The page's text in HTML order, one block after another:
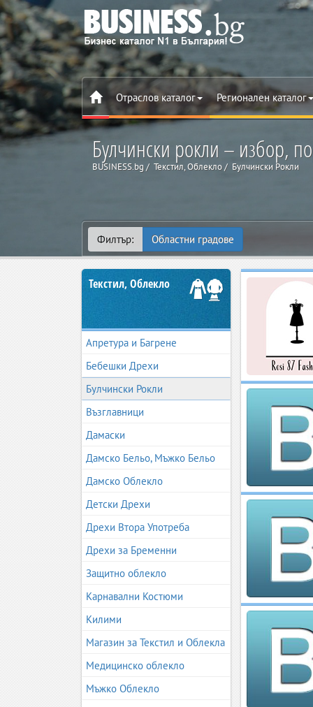
Отраслов каталог Регионален каталог
Булчински рокли – избор,
BUSINESS.bg Текстил, Облекло Булчински Рокли
Филтър: Областни градове
Текстил, Облекло
Апретура и Багрене
Бебешки Дрехи
Булчински Рокли
Възглавници
Дамаски
Дамско Бельо, Мъжко Бельо
Дамско Облекло
Детски Дрехи
Дрехи Втора Употреба
Дрехи за Бременни
Защитно облекло
Карнавални Костюми
Килими
Магазин за Текстил и Облекла
Медицинско облекло
Мъжко Облекло